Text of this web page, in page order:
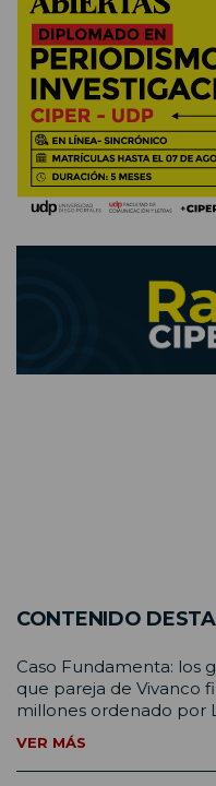
CONTENIDO
Caso Fundamenta: los
que pareja de Vivanco
millones ordenado por
VER MÁS